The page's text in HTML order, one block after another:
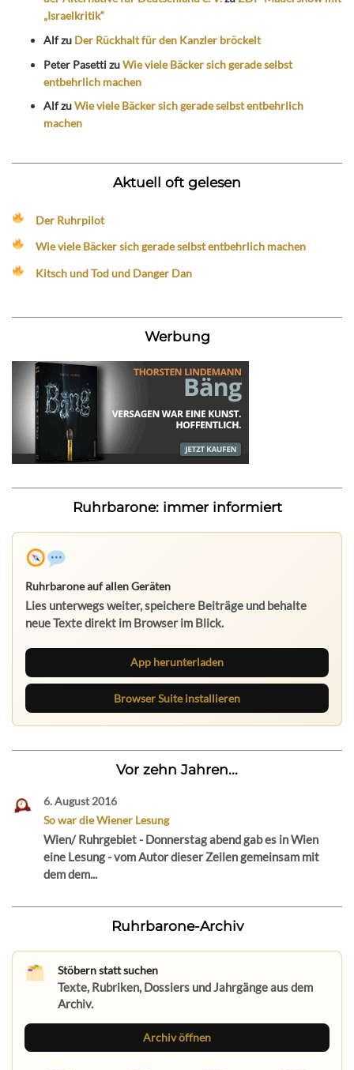
„Israelkritik“
Alfzu Der Rückhalt für den Kanzler bröckelt
Peter PasettizuWie viele Bäcker sich gerade selbst
entbehrlich machen
AlfzuWie viele Bäcker sich gerade selbst entbehrlich
machen
Aktuell oft gelesen
Der Ruhrpilot
Wie viele Bäcker sich gerade selbst entbehrlich machen
Kitsch und Tod und Danger Dan
Werbung
Ruhrbarone: immer informiert
Ruhrbarone auf allen Geräten
Lies unterwegs weiter, speichere Beiträge und behalte
neue Texte direkt im Browser im Blick.
App herunterladen
Browser Suite installieren
Vor zehn Jahren...
6. August 2016
So war die Wiener Lesung
Wien/ Ruhrgebiet - Donnerstag abend gab es in Wien
eine Lesung - vom Autor dieser Zeilen gemeinsam mit
dem dem...
Ruhrbarone-Archiv
Stöbern statt suchen
Texte, Rubriken, Dossiers und Jahrgänge aus dem
Archiv.
Archiv öffnen